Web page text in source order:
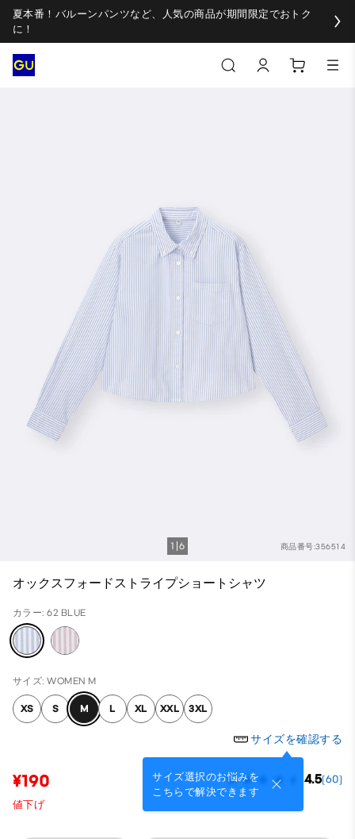
夏本番！バルーンパンツなど、人気の商品が期間限定でおトク
に！
商品番号:356514
1 6
オックスフォードストライプショートシャツ
カラー: 62 BLUE
サイズ: WOMEN M
XS S M L XL XXL 3XL
サイズを確認する
サイズ選択のお悩みを
こちらで解決できます
¥190 4.5(60)
値下げ